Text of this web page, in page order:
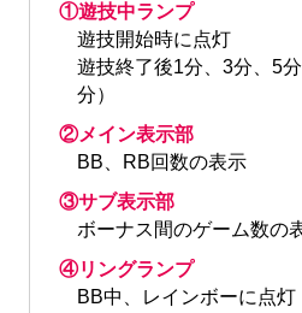
①遊技中ランプ
遊技開始時に点灯
遊技終了後1分、3分、5
分）
②メイン表示部
BB、RB回数の表示
③サブ表示部
ボーナス間のゲーム数の
④リングランプ
BB中、レインボーに点灯